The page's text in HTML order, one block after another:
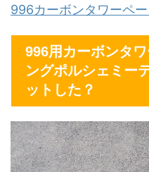
996カーボンタワーペ
996用カーボンタ
ングポルシェミー
ットした？